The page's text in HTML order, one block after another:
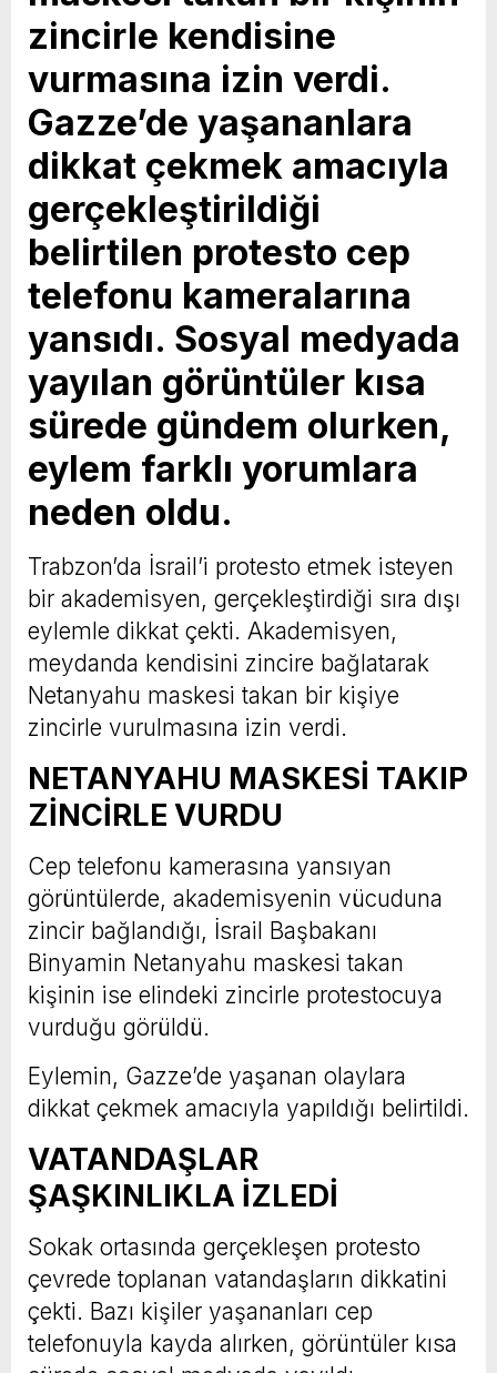
zincirle kendisine
vurmasına izin verdi.
Gazze’de yaşananlara
dikkat çekmek amacıyla
gerçekleştirildiği
belirtilen protesto cep
telefonu kameralarına
yansıdı. Sosyal medyada
yayılan görüntüler kısa
sürede gündem olurken,
eylem farklı yorumlara
neden oldu.
Trabzon’da İsrail’i protesto etmek isteyen
bir akademisyen, gerçekleştirdiği sıra dışı
eylemle dikkat çekti. Akademisyen,
meydanda kendisini zincire bağlatarak
Netanyahu maskesi takan bir kişiye
zincirle vurulmasına izin verdi.
NETANYAHU MASKESİ TAKIP
ZİNCİRLE VURDU
Cep telefonu kamerasına yansıyan
görüntülerde, akademisyenin vücuduna
zincir bağlandığı, İsrail Başbakanı
Binyamin Netanyahu maskesi takan
kişinin ise elindeki zincirle protestocuya
vurduğu görüldü.
Eylemin, Gazze’de yaşanan olaylara
dikkat çekmek amacıyla yapıldığı belirtildi.
VATANDAŞLAR
ŞAŞKINLIKLA İZLEDİ
Sokak ortasında gerçekleşen protesto
çevrede toplanan vatandaşların dikkatini
çekti. Bazı kişiler yaşananları cep
telefonuyla kayda alırken, görüntüler kısa